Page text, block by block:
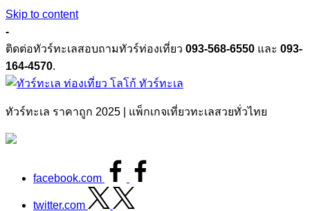
Skip to content
-
ติดต่อทัวร์ทะเลสอบถามทัวร์ท่องเที่ยว 093-568-6550 และ 093-
164-4570.
ทัวร์ทะเล
ทัวร์ทะเล ราคาถูก 2025 | แพ็กเกจเที่ยวทะเลสวยทั่วไทย
facebook.com
twitter.com